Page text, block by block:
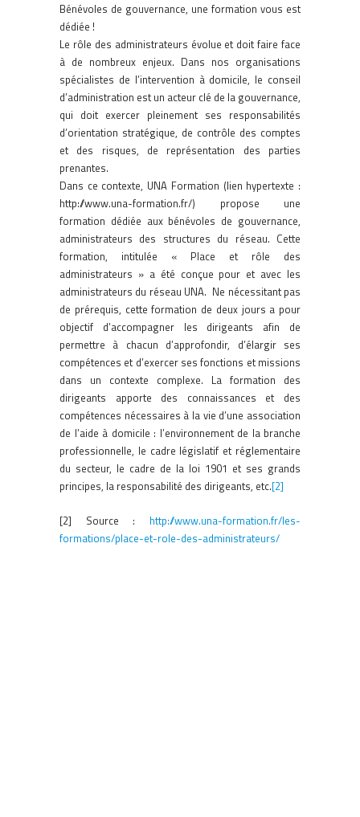
Bénévoles de gouvernance, une formation vous est
dédiée !
Le rôle des administrateurs évolue et doit faire face
à de nombreux enjeux. Dans nos organisations
spécialistes de l’intervention à domicile, le conseil
d’administration est un acteur clé de la gouvernance,
qui doit exercer pleinement ses responsabilités
d’orientation stratégique, de contrôle des comptes
et des risques, de représentation des parties
prenantes.
Dans ce contexte, UNA Formation (lien hypertexte :
http://www.una-formation.fr/) propose une
formation dédiée aux bénévoles de gouvernance,
administrateurs des structures du réseau. Cette
formation, intitulée « Place et rôle des
administrateurs » a été conçue pour et avec les
administrateurs du réseau UNA. Ne nécessitant pas
de prérequis, cette formation de deux jours a pour
objectif d’accompagner les dirigeants afin de
permettre à chacun d’approfondir, d’élargir ses
compétences et d’exercer ses fonctions et missions
dans un contexte complexe. La formation des
dirigeants apporte des connaissances et des
compétences nécessaires à la vie d’une association
de l’aide à domicile : l’environnement de la branche
professionnelle, le cadre législatif et réglementaire
du secteur, le cadre de la loi 1901 et ses grands
principes, la responsabilité des dirigeants, etc.[2]
[2] Source : http://www.una-formation.fr/les-
formations/place-et-role-des-administrateurs/